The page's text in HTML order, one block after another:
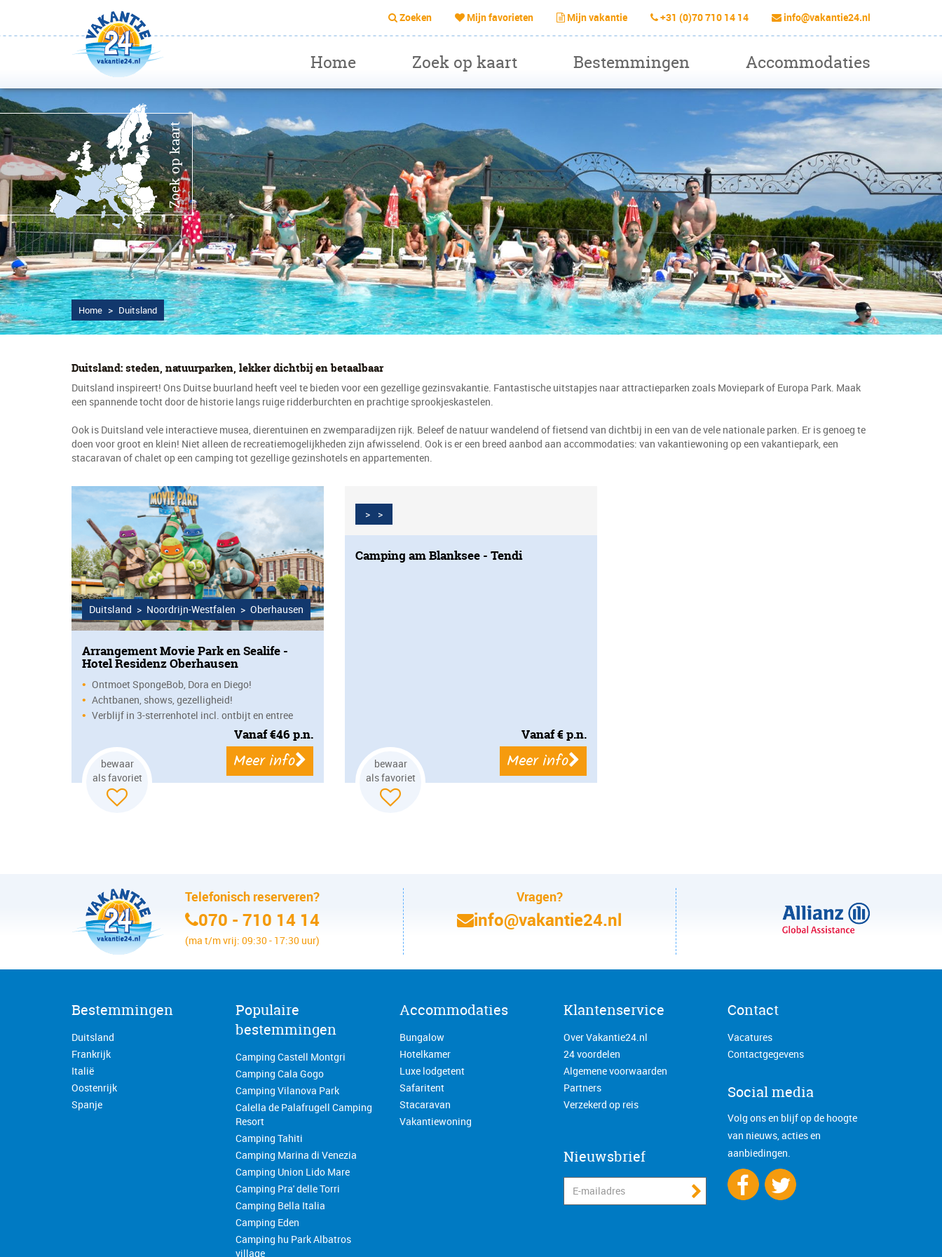
Zoeken Mijn favorieten Mijn vakantie +31 (0)70 710 14 14 info@vakantie24.nl
Home Zoek op kaart Bestemmingen Accommodaties
Zoek op kaart
Home > Duitsland
Duitsland: steden, natuurparken, lekker dichtbij en betaalbaar
Duitsland inspireert! Ons Duitse buurland heeft veel te bieden voor een gezellige gezinsvakantie. Fantastische uitstapjes naar attractieparken zoals Moviepark of Europa Park. Maak
een spannende tocht door de historie langs ruige ridderburchten en prachtige sprookjeskastelen.
Ook is Duitsland vele interactieve musea, dierentuinen en zwemparadijzen rijk. Beleef de natuur wandelend of fietsend van dichtbij in een van de vele nationale parken. Er is genoeg te
doen voor groot en klein! Niet alleen de recreatiemogelijkheden zijn afwisselend. Ook is er een breed aanbod aan accommodaties: van vakantiewoning op een vakantiepark, een
stacaravan of chalet op een camping tot gezellige gezinshotels en appartementen.
Duitsland > Noordrijn-Westfalen > Oberhausen
Arrangement Movie Park en Sealife -
Hotel Residenz Oberhausen
• Ontmoet SpongeBob, Dora en Diego!
• Achtbanen, shows, gezelligheid!
• Verblijf in 3-sterrenhotel incl. ontbijt en entree
bewaar
als favoriet
Vanaf€46 p.n.
Meer info
> >
Camping am Blanksee - Tendi
bewaar
als favoriet
Vanaf€p.n.
Meer info
Telefonisch reserveren?
070 - 710 14 14
(ma t/m vrij: 09:30 - 17:30 uur)
Vragen?
info@vakantie24.nl
Bestemmingen
Duitsland
Frankrijk
Italië
Oostenrijk
Spanje
Populaire
bestemmingen
Camping Castell Montgri
Camping Cala Gogo
Camping Vilanova Park
Calella de Palafrugell Camping
Resort
Camping Tahiti
Camping Marina di Venezia
Camping Union Lido Mare
Camping Pra' delle Torri
Camping Bella Italia
Camping Eden
Camping hu Park Albatros
village
Accommodaties
Bungalow
Hotelkamer
Luxe lodgetent
Safaritent
Stacaravan
Vakantiewoning
Klantenservice
Over Vakantie24.nl
24 voordelen
Algemene voorwaarden
Partners
Verzekerd op reis
Nieuwsbrief
Contact
Vacatures
Contactgegevens
Social media
Volg ons en blijf op de hoogte
van nieuws, acties en
aanbiedingen.